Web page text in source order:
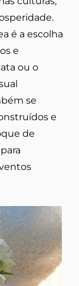
é a escolha
e
ou o
se
e
de